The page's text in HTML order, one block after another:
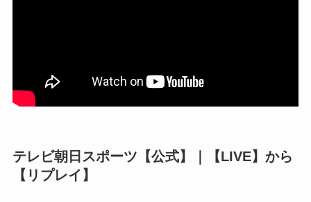
テレビ朝日スポーツ【公式】｜【LIVE】から
【リプレイ】